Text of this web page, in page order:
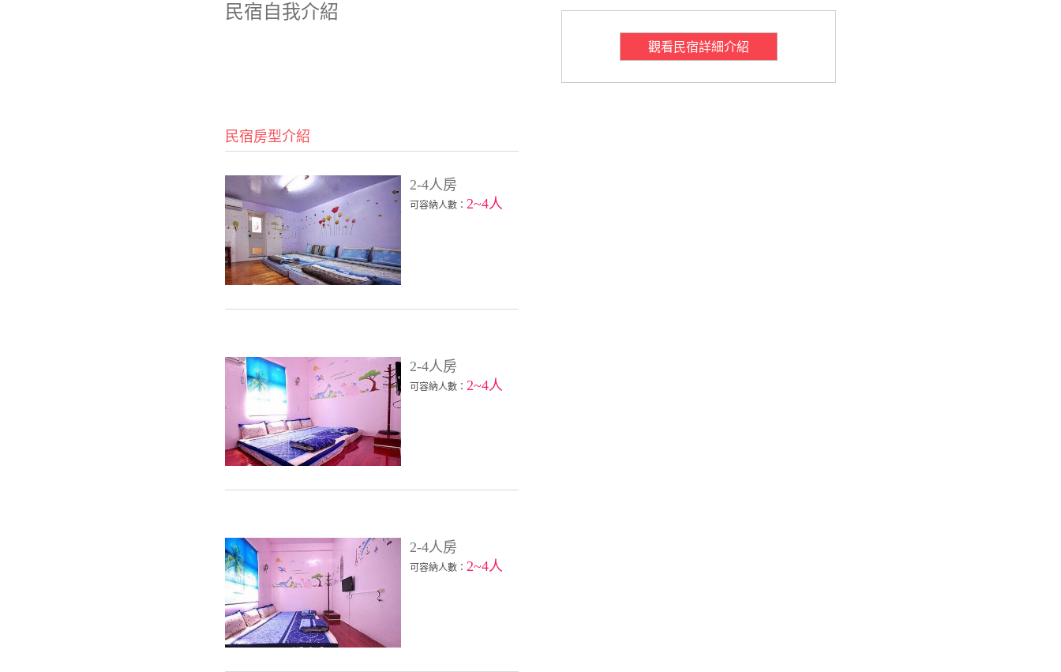
觀看民宿詳細介紹
民宿自我介紹
民宿房型介紹
2-4人房
可容納人數： 2~4人
2-4人房
可容納人數： 2~4人
2-4人房
可容納人數： 2~4人